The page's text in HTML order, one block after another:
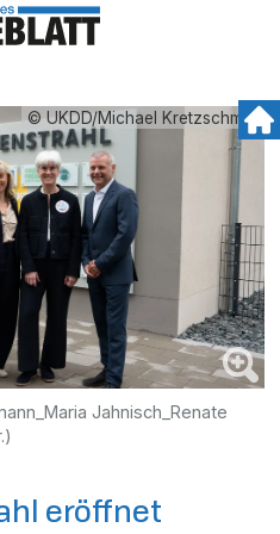
© UKDD/Michael Kretzschmar
Jahnisch_Renate
eröffnet